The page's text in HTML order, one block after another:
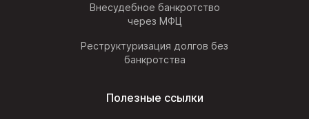
Внесудебное банкротство
через МФЦ
Реструктуризация долгов без
банкротства
Полезные ссылки